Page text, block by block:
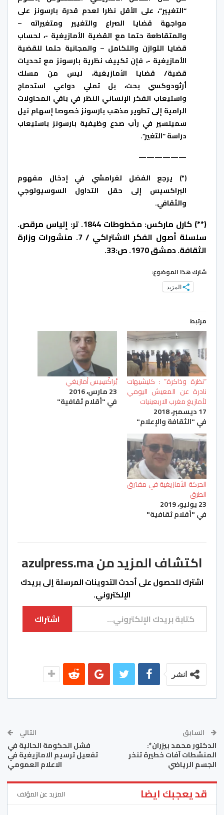
“التغيير”، على الأقل نظرا لعدم قدرة بارسونز على
مواجهة قضايا الصراع والتغيير ومتغيراته –
والمتقاطعة حتما مع القضية الأمازيغية -، لحساب
قضايا التوازن والتكامل – والمجانبة حتما للقضية
الأمازيغية -، فإن تكييف نظرية بارسونز مع تحديات
قضية/ قضايا الأمازيغية، ليس من مسلك
أرثودوكسي بحت، بل تملي دواعي استدماج
واستيعاب الفكر الإنساني النظر في باقي المحاولات
الرامية إلى تطوير مذهب بارسونز خصوصا إسهام نيل
سميلسير في رأب صدع وظيفية بارسونز باستيعاب
دراسة “التغير”.
——————
(*) يرجع الفضل لغرامشي في إدخال مفهوم
البراكسيس إلى حقل التداول السوسيولوجي
والثقافي.
(**) كارل ماركس: مخطوطات 1844. تر: إلياس مرقص.
سلسلة أصول الفكر الاشتراكي / 7. منشورات وزارة
الثقافة. دمشق 1970. ص:33.
شارك هذا الموضوع:
المزيد
مرتبط
“نظرة وذاكرة” : كليشيهات
نادرة عن المعيش اليومي
لأمازيغ مغرب الاربعينيات
17 ديسمبر، 2018
في "الثقافة والإعلام"
بْراكْسِيس أمازيغي
23 مارس، 2016
في "أقلام ثقافية"
الحركة الأمازيغية في مفترق
الطرق
23 يوليو، 2019
في "أقلام ثقافية"
اكتشاف المزيد من azulpress.ma
اشترك للحصول على أحدث التدوينات المرسلة إلى بريدك
الإلكتروني.
كتابة بريدك الإلكتروني...
اشتراك
انشر
السابق
الدكتور محمد بيزران*:
المنشطات آفات خطيرة تنخر
الجسم الرياضي
التالي
فشل الحكومة الحالية في
تفعيل ترسيم الامازيغية في
الاعلام العمومي
قد يعجبك ايضا المزيد عن المؤلف